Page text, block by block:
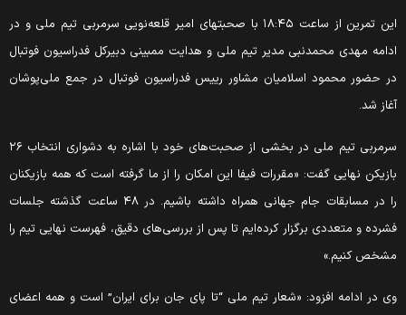
این تمرین از ساعت ١٨:۴۵ با صحبتهای امیر قلعه‌نویی سرمربی تیم ملی و در
مهدی محمدنبی مدیر تیم ملی و هدایت ممبینی دبیرکل فدراسیون فوتبال
حضور محمود اسلامیان مشاور رییس فدراسیون فوتبال در جمع ملی‌پوشان
شد.
سرمربی تیم ملی در بخشی از صحبت‌های خود با اشاره به دشواری انتخاب ۲۶
نهایی گفت: «مقررات فیفا این امکان را از ما گرفته است که همه بازیکنان
را در مسابقات جام جهانی همراه داشته باشیم. در ۴۸ ساعت گذشته جلسات
و متعددی برگزار کرده‌ایم تا پس از بررسی‌های دقیق، فهرست نهایی تیم را
کنیم.»
در ادامه افزود: «شعار تیم ملی “تا پای جان برای ایران” است و همه اعضای